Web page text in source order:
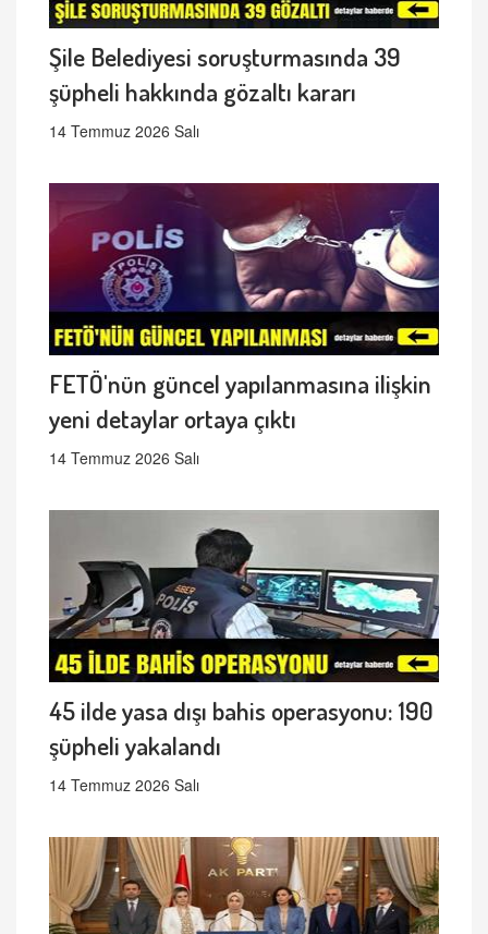
Şile Belediyesi soruşturmasında 39
şüpheli hakkında gözaltı kararı
14 Temmuz 2026 Salı
FETÖ'nün güncel yapılanmasına ilişkin
yeni detaylar ortaya çıktı
14 Temmuz 2026 Salı
45 ilde yasa dışı bahis operasyonu: 190
şüpheli yakalandı
14 Temmuz 2026 Salı